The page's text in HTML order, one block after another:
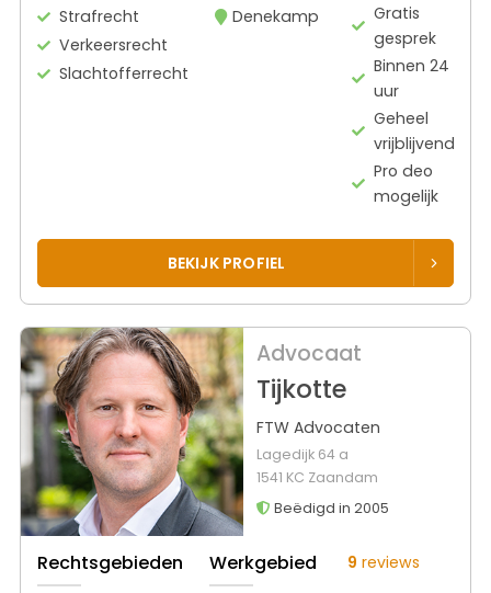
Strafrecht
Verkeersrecht
Slachtofferrecht
Denekamp
Gratis
gesprek
Binnen 24
uur
Geheel
vrijblijvend
Pro deo
mogelijk
BEKIJK PROFIEL
Advocaat
Tijkotte
FTW Advocaten
Lagedijk 64 a
1541 KC Zaandam
Beëdigd in 2005
Rechtsgebieden Werkgebied 9 reviews